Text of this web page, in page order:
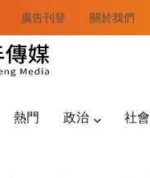
廣告刊登 關於我們
熱門 政治 社會